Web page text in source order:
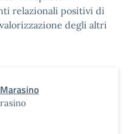
relazionali positivi di
degli altri